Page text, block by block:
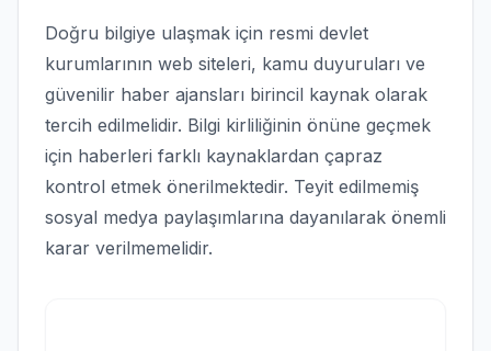
Doğru bilgiye ulaşmak için resmi devlet
kurumlarının web siteleri, kamu duyuruları ve
güvenilir haber ajansları birincil kaynak olarak
tercih edilmelidir. Bilgi kirliliğinin önüne geçmek
için haberleri farklı kaynaklardan çapraz
kontrol etmek önerilmektedir. Teyit edilmemiş
sosyal medya paylaşımlarına dayanılarak önemli
karar verilmemelidir.